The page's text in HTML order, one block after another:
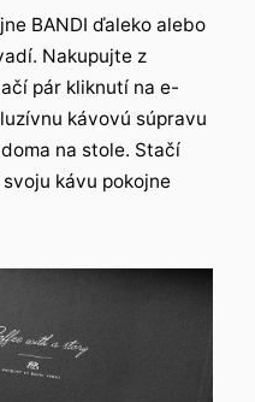
BANDI ďaleko alebo
Nakupujte z
pár kliknutí na e-
kávovú súpravu
na stole. Stačí
kávu pokojne